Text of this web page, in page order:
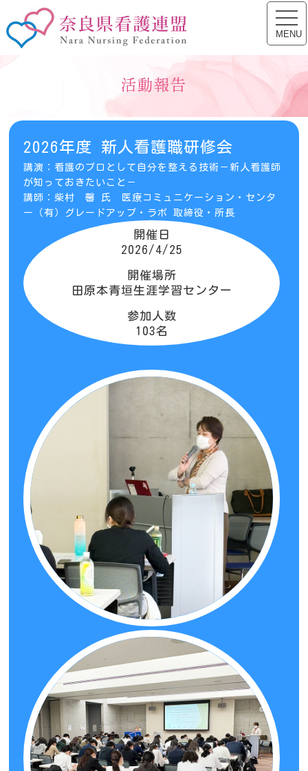
奈良県看護連盟
MENU
活動報告
2026年度 新人看護職研修会
講演：看護のプロとして自分を整える技術－新人看護師
が知っておきたいこと－
講師：柴村 馨 氏 医療コミュニケーション・センタ
ー（有）グレードアップ・ラボ 取締役・所長
開催日
2026/4/25
開催場所
田原本青垣生涯学習センター
参加人数
103名